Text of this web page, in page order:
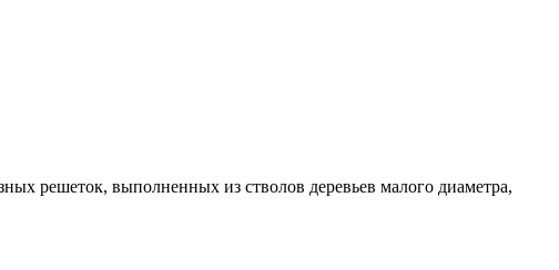
решеток, выполненных из стволов деревьев малого диаметра,